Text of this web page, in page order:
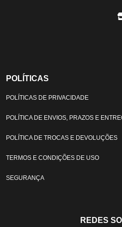
POLÍTICAS
POLÍTICAS DE PRIVACIDADE
POLÍTICA DE ENVIOS, PRAZOS E
POLÍTICA DE TROCAS E DEVOLUÇÕES
TERMOS E CONDIÇÕES DE USO
SEGURANÇA
REDES